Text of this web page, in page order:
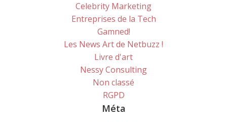
Celebrity Marketing
Entreprises de la Tech
Gamned!
Les News Art de Netbuzz !
Livre d'art
Nessy Consulting
Non classé
RGPD
Méta